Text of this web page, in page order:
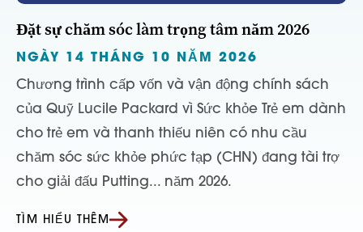
Đặt sự chăm sóc làm trọng tâm năm 2026
NGÀY 14 THÁNG 10 NĂM 2026
Chương trình cấp vốn và vận động chính sách
của Quỹ Lucile Packard vì Sức khỏe Trẻ em dành
cho trẻ em và thanh thiếu niên có nhu cầu
chăm sóc sức khỏe phức tạp (CHN) đang tài trợ
cho giải đấu Putting... năm 2026.
TÌM HIỂU THÊM